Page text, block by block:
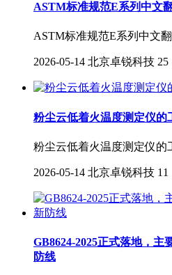
ASTM标准规范E系列中文
ASTM标准规范E系列中文
2026-05-14 北京卓锐科技 25
粉尘云低着火温度测定仪的
粉尘云低着火温度测定仪的
2026-05-14 北京卓锐科技 11
GB8624-2025正式落地，主
防线